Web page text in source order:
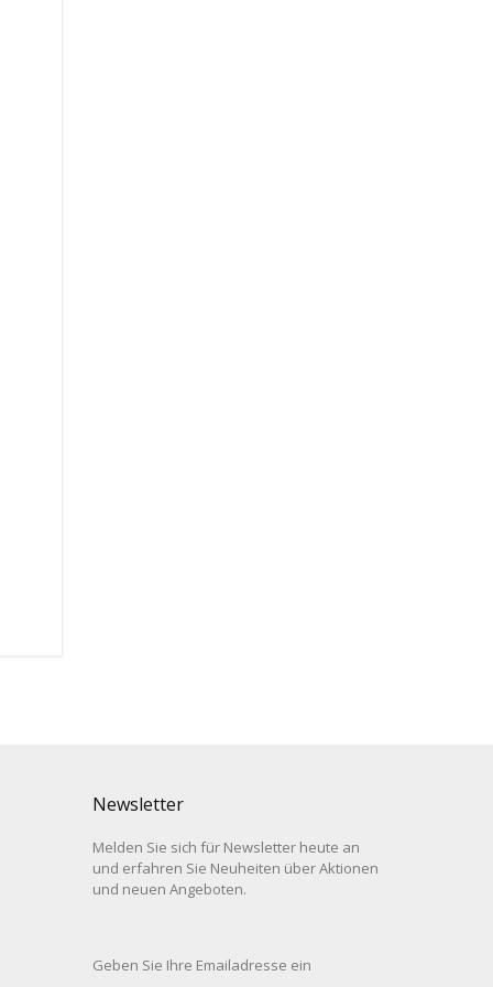
Newsletter
Melden Sie sich für Newsletter heute an
und erfahren Sie Neuheiten über Aktionen
und neuen Angeboten.
Geben Sie Ihre Emailadresse ein